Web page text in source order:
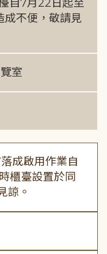
自7月22日起至
成不便，敬請見
室
成啟用作業自
櫃臺設置於同
諒。